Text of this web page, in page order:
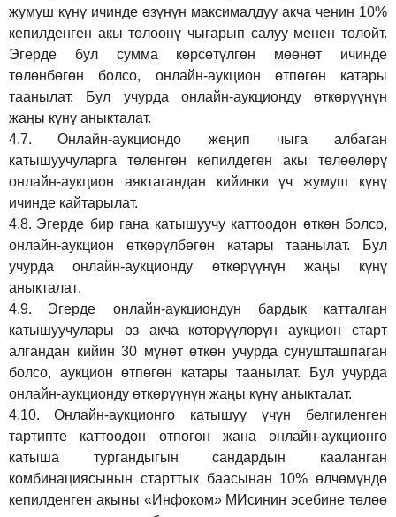
жумуш күнү ичинде өзүнүн максималдуу акча ченин 10%
кепилденген акы төлөөнү чыгарып салуу менен төлөйт.
Эгерде бул сумма көрсөтүлгөн мөөнөт ичинде
төлөнбөгөн болсо, онлайн-аукцион өтпөгөн катары
таанылат. Бул учурда онлайн-аукционду өткөрүүнүн
жаңы күнү аныкталат.
4.7.
Онлайн-аукциондо жеңип чыга албаган
катышуучуларга төлөнгөн кепилдеген акы төлөөлөрү
онлайн-аукцион аяктагандан кийинки үч жумуш күнү
ичинде кайтарылат.
4.8. Эгерде бир гана катышуучу каттоодон өткөн болсо,
онлайн-аукцион өткөрүлбөгөн катары таанылат.
Бул
учурда онлайн-аукционду өткөрүүнүн жаңы күнү
аныкталат.
4.9.
Эгерде онлайн-аукциондун бардык катталган
катышуучулары өз акча көтөрүүлөрүн аукцион старт
алгандан кийин 30 мүнөт өткөн учурда сунушташпаган
болсо, аукцион өтпөгөн катары таанылат. Бул учурда
онлайн-аукционду өткөрүүнүн жаңы күнү аныкталат.
4.10.
Онлайн-аукционго катышуу үчүн белгиленген
тартипте каттоодон өтпөгөн жана онлайн-аукционго
катыша тургандыгын сандардын кааланган
комбинациясынын старттык баасынан 10% өлчөмүндө
кепилденген акыны «Инфоком» МИсинин эсебине төлөө